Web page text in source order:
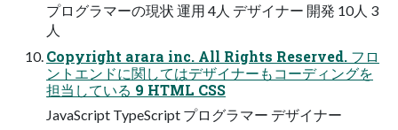
プログラマーの現状 運用 4人 デザイナー 開発 10人 3
人
Copyright arara inc. All Rights Reserved. フロ
ントエンドに関してはデザイナーもコーディングを
担当している 9 HTML CSS
JavaScript TypeScript プログラマー デザイナー